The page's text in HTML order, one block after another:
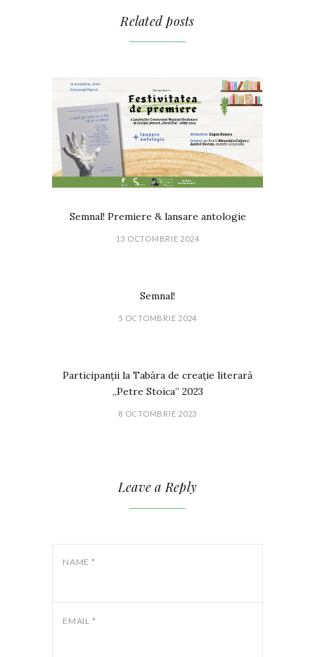
Related posts
Semnal! Premiere & lansare antologie
13 OCTOMBRIE 2024
Semnal!
5 OCTOMBRIE 2024
Participanții la Tabăra de creație literară
„Petre Stoica” 2023
8 OCTOMBRIE 2023
Leave a Reply
NAME *
EMAIL *